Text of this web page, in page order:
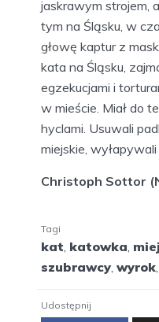
katowskich.
żonę czy męża
katowskiej.
Do wykonywania
było posiadanie
czytania i pisania
Wykształcenie było
stosowaniem tortur.
trwałym kalectwem
egzekucji nie
przedwczesnej
Kat wyróżniał się